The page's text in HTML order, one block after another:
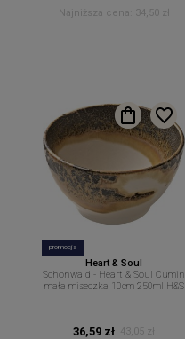
Najniższa cena:
34,50 zł
promocja
Heart & Soul
Schonwald - Heart & Soul Cumin
mała miseczka 10cm 250ml H&S
36,59 zł
43,05 zł